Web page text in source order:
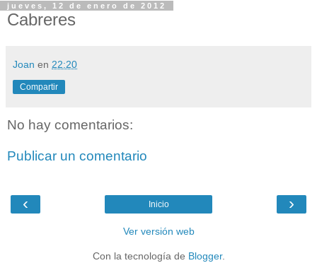
jueves, 12 de enero de 2012
Cabreres
Joan en 22:20
Compartir
No hay comentarios:
Publicar un comentario
‹ ›
Inicio
Ver versión web
Con la tecnología de Blogger.